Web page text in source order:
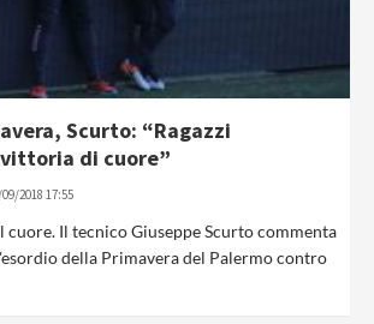
Scurto: “Ragazzi
di cuore”
2018 17:55
Il tecnico Giuseppe Scurto commenta
della Primavera del Palermo contro